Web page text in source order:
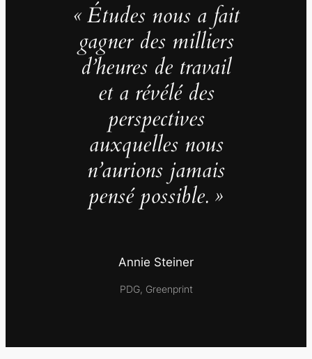
« Études nous a fait
gagner des milliers
d’heures de travail
et a révélé des
perspectives
auxquelles nous
n’aurions jamais
pensé possible. »
Annie Steiner
PDG, Greenprint